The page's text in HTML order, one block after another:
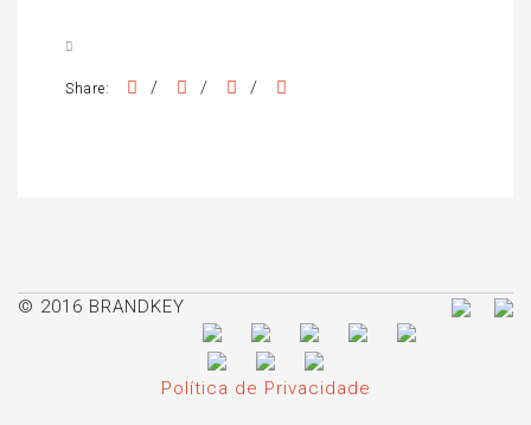
Share: / / /
© 2016 BRANDKEY
Política de Privacidade